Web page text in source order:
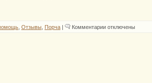
Отзывы Порча | Комментариикотключены